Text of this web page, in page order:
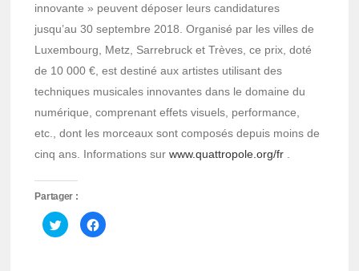
innovante » peuvent déposer leurs candidatures
jusqu’au 30 septembre 2018. Organisé par les villes de
Luxembourg, Metz, Sarrebruck et Trèves, ce prix, doté
de 10 000 €, est destiné aux artistes utilisant des
techniques musicales innovantes dans le domaine du
numérique, comprenant effets visuels, performance,
etc., dont les morceaux sont composés depuis moins de
cinq ans. Informations surwww.quattropole.org/fr
Partager :
Cliquez
pour
partager
Cliquez
pour